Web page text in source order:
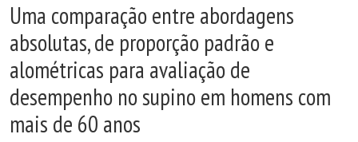
Uma comparação entre abordagens
absolutas, de proporção padrão e
alométricas para avaliação de
desempenho no supino em homens com
mais de 60 anos